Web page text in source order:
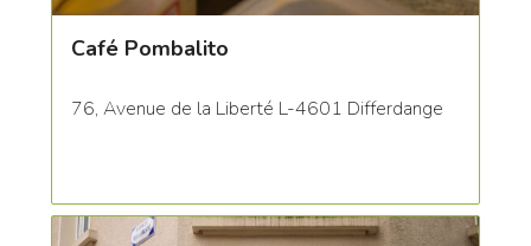
Café Pombalito
76, Avenue de la Liberté L-4601 Differdange